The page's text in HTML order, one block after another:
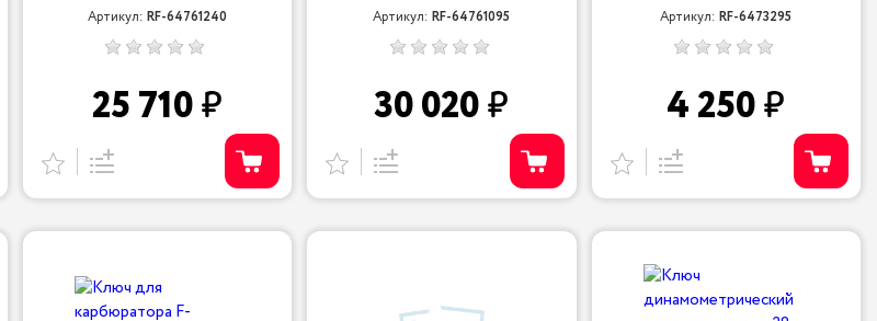
Артикул: RF-64761240
25 710
Артикул:RF-64761095
30 020
Артикул:RF-6473295
4 250